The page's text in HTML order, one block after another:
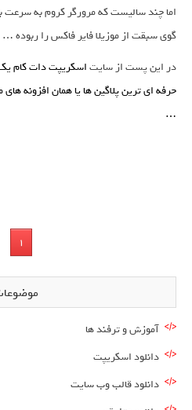
اما چند سالیست که مرورگر کروم به سرعت
گوی سبقت از موزیلا فایر فاکس را ربوده …
در این پست از سایت
حرفه ای ترین پلاگین ها یا همان افزونه
…
1
آموزش و ترفند ها
دانلود اسکریپت
دانلود قالب وب سایت